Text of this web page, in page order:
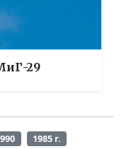
29
1985 г.